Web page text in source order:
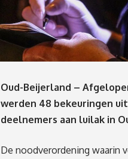
Oud-Beijerland –
werden 48 bekeuringen
deelnemers aan luilak in
De noodverordening waarin